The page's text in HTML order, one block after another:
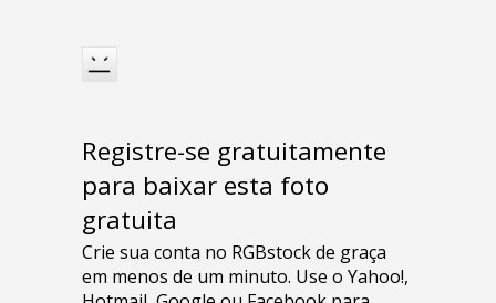
Registre-se gratuitamente
para baixar esta foto
gratuita